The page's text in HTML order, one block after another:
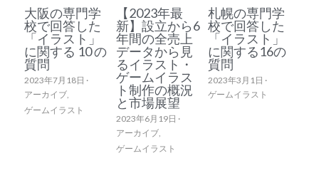
大阪の専門学
校で回答した
「イラスト」
に関する 10 の
質問
2023年7月18日 ·
アーカイブ,
ゲームイラスト
【2023年最
新】設立から6
年間の全売上
データから見
るイラスト・
ゲームイラス
ト制作の概況
と市場展望
2023年6月19日 ·
アーカイブ,
ゲームイラスト
札幌の専門学
校で回答した
「イラスト」
に関する16の
質問
2023年3月1日 ·
ゲームイラスト